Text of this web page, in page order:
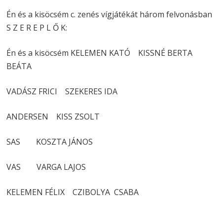
Én és a kisöcsémc. zenés vígjátékát három felvonásban
S Z E R E P L Ő K:
Én és a kisöcsém KELEMEN KATÓ KISSNÉ BERTA
BEÁTA
VADÁSZ FRICI SZEKERES IDA
ANDERSEN KISS ZSOLT
SAS KOSZTA JÁNOS
VAS VARGA LAJOS
KELEMEN FÉLIX CZIBOLYA CSABA